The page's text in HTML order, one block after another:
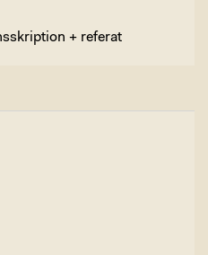
+ referat